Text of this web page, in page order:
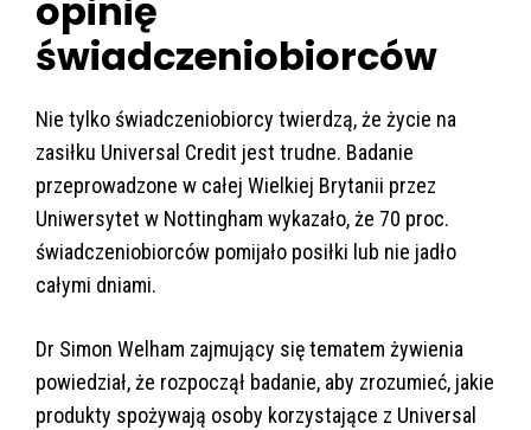
opinię
świadczeniobiorców
Nie tylko świadczeniobiorcy twierdzą, że życie na
zasiłku Universal Credit jest trudne. Badanie
przeprowadzone w całej Wielkiej Brytanii przez
Uniwersytet w Nottingham wykazało, że 70 proc.
świadczeniobiorców pomijało posiłki lub nie jadło
całymi dniami.
Dr Simon Welham zajmujący się tematem żywienia
powiedział, że rozpoczął badanie, aby zrozumieć, jakie
produkty spożywają osoby korzystające z Universal